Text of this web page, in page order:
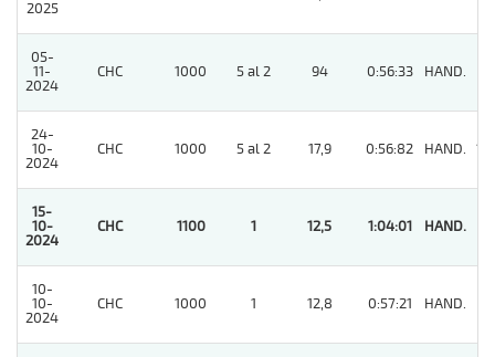
2025
05-
11-
2024
CHC 1000 5 al 2 94 0:56:33 HAND.
24-
10-
2024
CHC 1000 5 al 2 17,9 0:56:82 HAND. 12
15-
10-
2024
CHC 1100 1 12,5 1:04:01 HAND.
10-
10-
2024
CHC 1000 1 12,8 0:57:21 HAND.